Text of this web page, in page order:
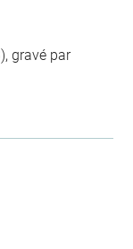
gravé par